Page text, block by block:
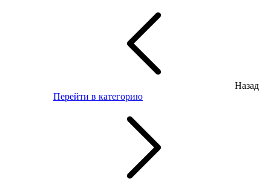
Назад
Перейти в категорию